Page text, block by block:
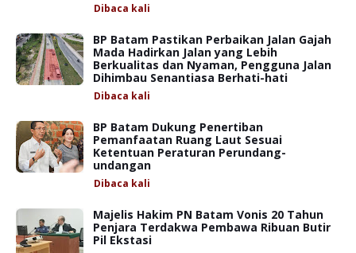
Dibaca kali
BP Batam Pastikan Perbaikan Jalan Gajah
Mada Hadirkan Jalan yang Lebih
Berkualitas dan Nyaman, Pengguna Jalan
Dihimbau Senantiasa Berhati-hati
Dibaca kali
BP Batam Dukung Penertiban
Pemanfaatan Ruang Laut Sesuai
Ketentuan Peraturan Perundang-
undangan
Dibaca kali
Majelis Hakim PN Batam Vonis 20 Tahun
Penjara Terdakwa Pembawa Ribuan Butir
Pil Ekstasi